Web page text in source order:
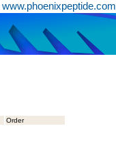
www.phoenixpeptide.com
Order